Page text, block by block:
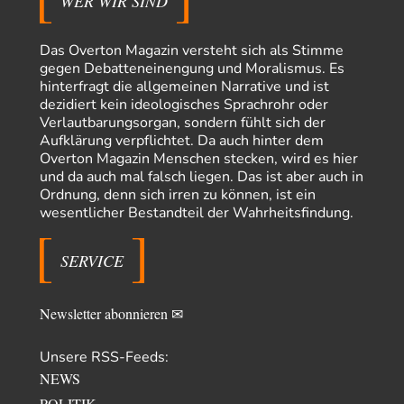
nur sagen, was die…
»Der freie Wille ist ein Mythos«
Rrrrrrichtig: Kritik am Chef und Du wirst exkludiert. Ein typischer
Schulterklopferblog. Wer wie Herr Erdmann…
Platons Sokratesvor 15 Stunden zu:
Die Revolution, die nie scheiterte
Es gibt 3 Arten von Freiheit: die geistige ,die seelische und die physische.
Man darf…
Erzengelinvor 16 Stunden zu:
Leihmutterschaft als Zweig des Transhumanismus
es ist zum verzweifeln. so widerlich. ekelhaft, grausam. wahrscheinlich
hat das alles keinen zweck mehr,…
emil
vor 18 Stunden zu:
Zum Nordsee-Whisky geht auch prima ein Matjesbrötchen, ich hab's für
emilvor 21 Stunden zu:
Absurde Debatte um Ceuta-„Invasion“ durch Marokko
vertieft EU-Spaltung
Das Overton Magazin versteht sich als Stimme
gegen Debatteneinengung und Moralismus. Es
hinterfragt die allgemeinen Narrative und ist
dezidiert kein ideologisches Sprachrohr oder
Verlautbarungsorgan, sondern fühlt sich der
Aufklärung verpflichtet. Da auch hinter dem
Overton Magazin Menschen stecken, wird es hier
und da auch mal falsch liegen. Das ist aber auch in
Ordnung, denn sich irren zu können, ist ein
wesentlicher Bestandteil der Wahrheitsfindung.
SERVICE
Newsletter abonnieren ✉
Unsere RSS-Feeds:
NEWS